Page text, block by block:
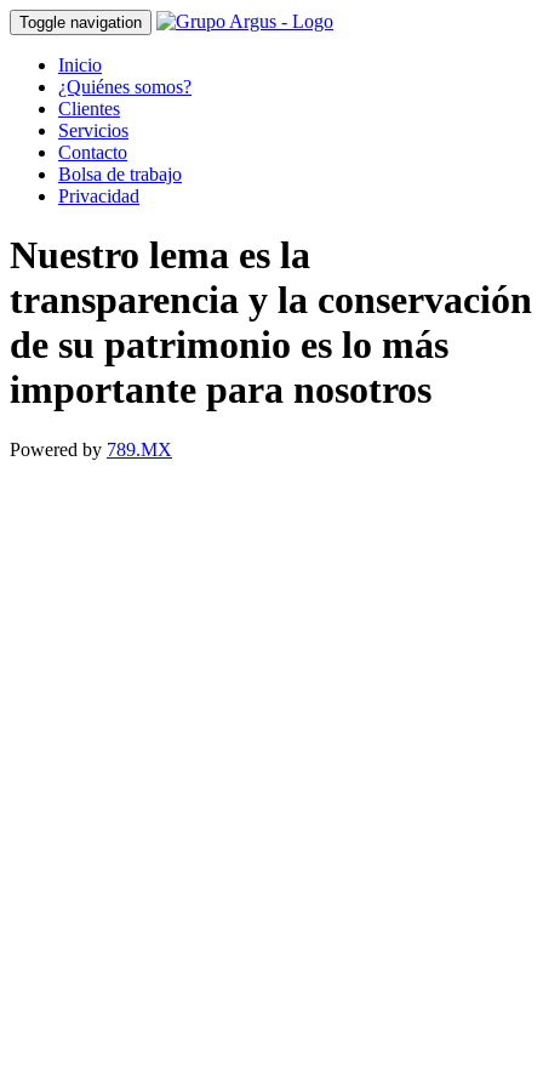
Toggle navigation
Inicio
¿Quiénes somos?
Clientes
Servicios
Contacto
Bolsa de trabajo
Privacidad
Nuestro lema es la
transparencia y la conservación
de su patrimonio es lo más
importante para nosotros
Powered by 789.MX